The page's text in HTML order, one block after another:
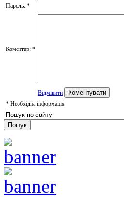
Пароль: *
Коментар: *
Відмінити
* Необхідна інформація